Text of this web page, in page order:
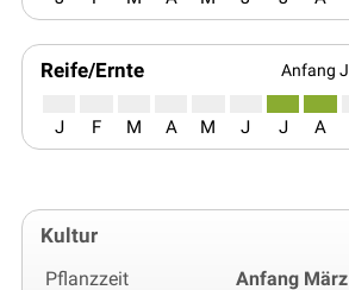
Reife/Ernte Anfang
J F M A M J J A
Kultur
Pflanzzeit
Anfang